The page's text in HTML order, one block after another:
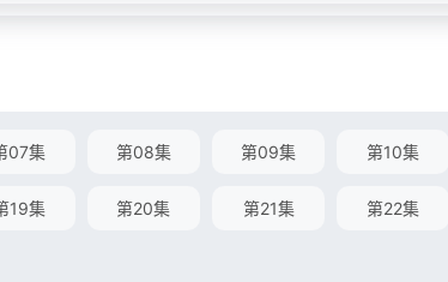
07集 第08集 第09集 第10集
19集 第20集 第21集 第22集